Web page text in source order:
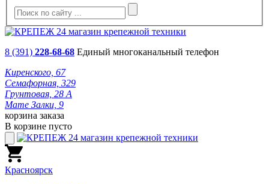
8 (391) 228-68-68 Единый многоканальный телефон
Киренского, 67
Семафорная, 329
Грунтовая, 28 А
Мате Залки, 9
корзина заказа
В корзине пусто
Красноярск